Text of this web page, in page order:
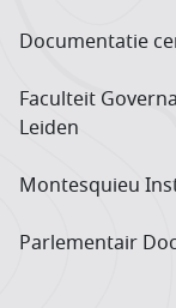
Documentatie
Faculteit
Leiden
Montesquieu
Parlementair